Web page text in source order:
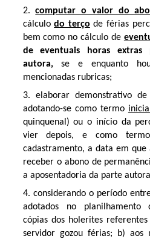
2.computar o valor do
cálculodo terço de férias
bem como no cálculo de
de eventuais horas extras
autora,se e enquanto
mencionadas rubricas;
3. elaborar demonstrativo de
adotando-se como termo inicial
quinquenal) ou o início da
vier depois, e como
cadastramento, a data em
receber o abono de
a aposentadoria da parte
4. considerando o período
adotados no
cópias dos holerites
servidor gozou férias; b) aos